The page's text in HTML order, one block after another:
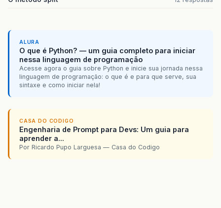
ALURA
O que é Python? — um guia completo para iniciar
nessa linguagem de programação
Acesse agora o guia sobre Python e inicie sua jornada nessa
linguagem de programação: o que é e para que serve, sua
sintaxe e como iniciar nela!
CASA DO CODIGO
Engenharia de Prompt para Devs: Um guia para
aprender a...
Por Ricardo Pupo Larguesa — Casa do Codigo